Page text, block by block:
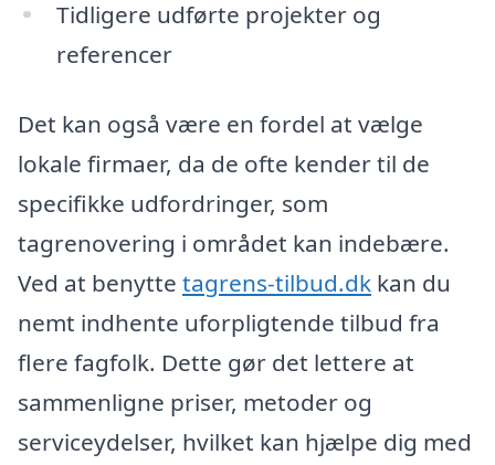
Tidligere udførte projekter og
referencer
Det kan også være en fordel at vælge
lokale firmaer, da de ofte kender til de
specifikke udfordringer, som
tagrenovering i området kan indebære.
Ved at benytte tagrens-tilbud.dk kan du
nemt indhente uforpligtende tilbud fra
flere fagfolk. Dette gør det lettere at
sammenligne priser, metoder og
serviceydelser, hvilket kan hjælpe dig med